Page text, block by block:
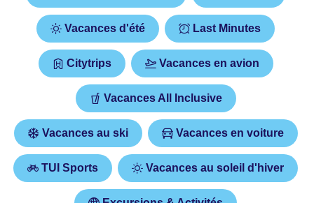
Vacances d'été Last Minutes
Citytrips Vacances en avion
Vacances All Inclusive
Vacances au ski Vacances en voiture
TUI Sports Vacances au soleil d'hiver